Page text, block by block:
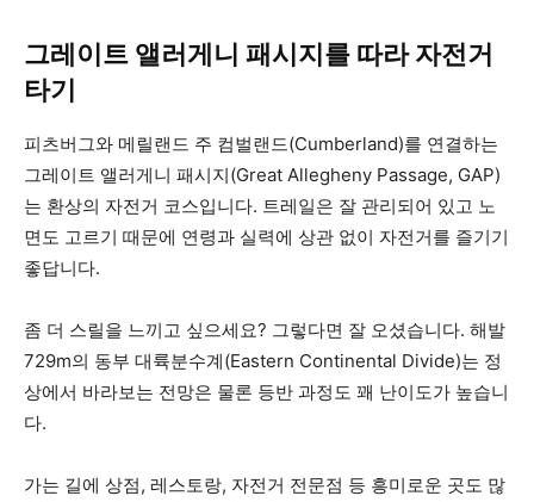
그레이트 앨러게니 패시지를 따라 자전거
타기
피츠버그와 메릴랜드 주 컴벌랜드(Cumberland)를 연결하는
그레이트 앨러게니 패시지(Great Allegheny Passage, GAP)
는 환상의 자전거 코스입니다. 트레일은 잘 관리되어 있고 노
면도 고르기 때문에 연령과 실력에 상관 없이 자전거를 즐기기
좋답니다.
좀 더 스릴을 느끼고 싶으세요? 그렇다면 잘 오셨습니다. 해발
729m의 동부 대륙분수계(Eastern Continental Divide)는 정
상에서 바라보는 전망은 물론 등반 과정도 꽤 난이도가 높습니
다.
가는 길에 상점, 레스토랑, 자전거 전문점 등 흥미로운 곳도 많